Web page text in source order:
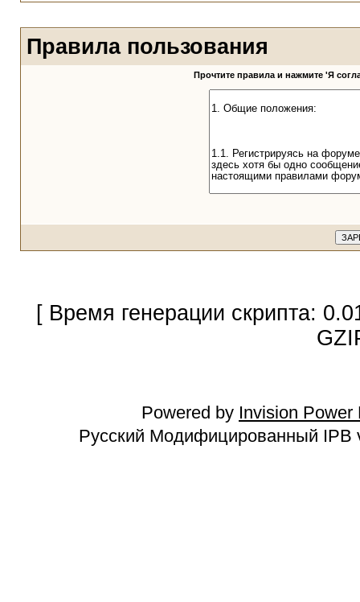
Правила пользования
Прочтите правила и нажмите 'Я
[ Время генерации скрипта:
Powered by Invision Power
Русский Модифицированный IPB